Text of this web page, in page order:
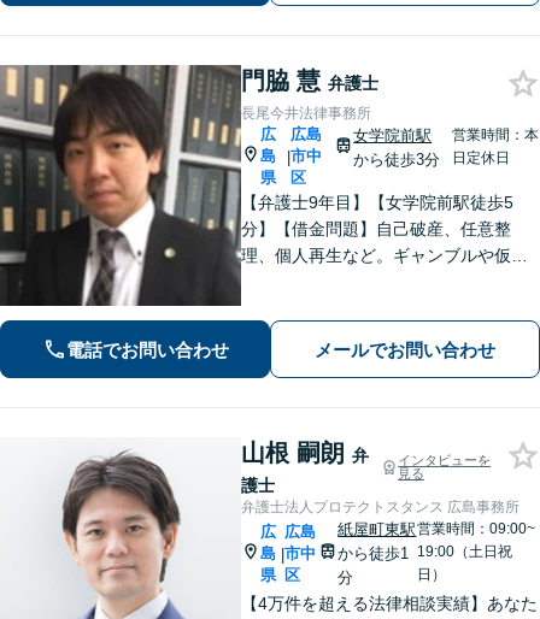
門脇 慧 弁護士
長尾今井法律事務所
広
島
県
|
広島
市中
区
女学院前駅
から徒歩3分
営業時間：本
日定休日
【弁護士9年目】【女学院前駅徒歩5
分】【借金問題】自己破産、任意整
理、個人再生など。ギャンブルや仮想
などご相談ください【夜間土日祝相談
可】【初回相談無料】【Zoom面談可】
電話でお問い合わせ メールでお問い合わせ
山根 嗣朗 弁
護士
インタビューを
見る
弁護士法人プロテクトスタンス 広島事務所
広
島
県
|
広島
市中
区
紙屋町東駅
から徒歩1
分
営業時間：09:00~
19:00（土日祝
日）
【4万件を超える法律相談実績】あなた